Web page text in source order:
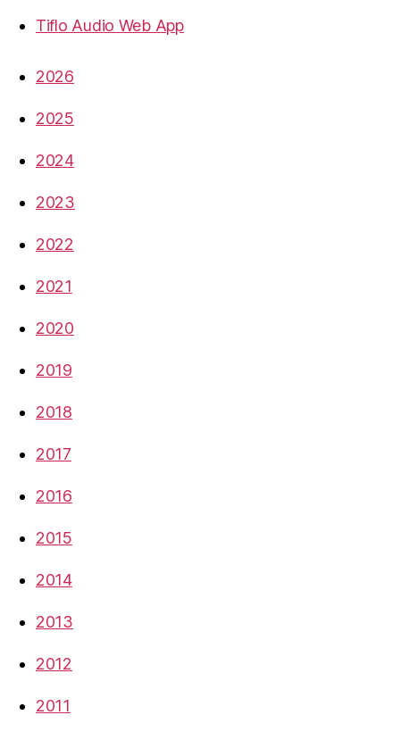
Tiflo Audio Web App
2026
2025
2024
2023
2022
2021
2020
2019
2018
2017
2016
2015
2014
2013
2012
2011